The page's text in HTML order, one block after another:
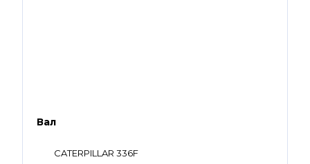
Вал
CATERPILLAR 336F